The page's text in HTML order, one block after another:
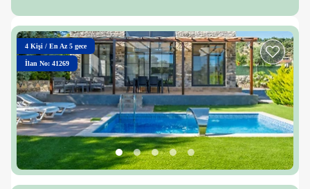
4 Kişi / En Az 5 gece
İlan No: 41269